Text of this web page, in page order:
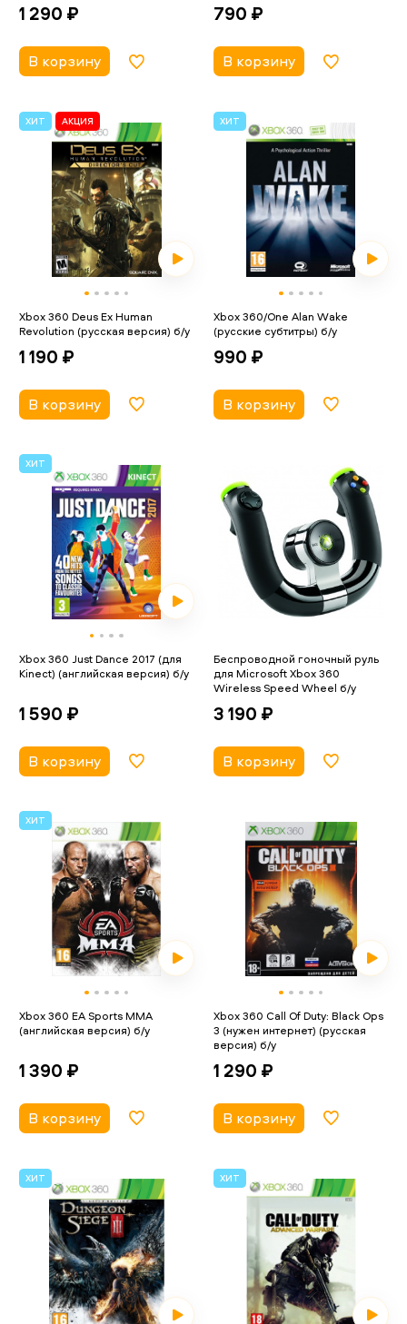
1 290 ₽
В корзину
790 ₽
В корзину
ХИТ АКЦИЯ
Xbox 360 Deus Ex Human
Revolution (русская версия) б/у
1 190 ₽
В корзину
ХИТ
Xbox 360/One Alan Wake
(русские субтитры) б/у
990 ₽
В корзину
ХИТ
Xbox 360 Just Dance 2017 (для
Kinect) (английская версия) б/у
1 590 ₽
В корзину
Беспроводной гоночный руль
для Microsoft Xbox 360
Wireless Speed Wheel б/у
3 190 ₽
В корзину
ХИТ
Xbox 360 EA Sports MMA
(английская версия) б/у
1 390 ₽
В корзину
Xbox 360 Call Of Duty: Black Ops
3 (нужен интернет) (русская
версия) б/у
1 290 ₽
В корзину
ХИТ ХИТ